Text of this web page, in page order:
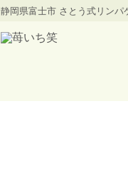
静岡県富士市 さとう式リンパ